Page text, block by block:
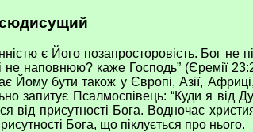
є Його позапросторовість. Бог не
наповнюю? каже Господь” (Єремії
Йому бути також у Європі, Азії,
Псалмоспівець: “Куди я від
присутності Бога. Водночас
Бога, що піклується про нього.